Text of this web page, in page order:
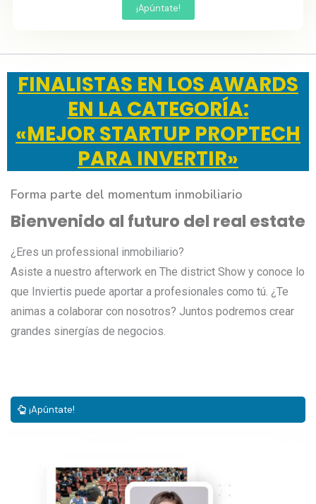
¡Apúntate!
FINALISTAS EN LOS AWARDS
EN LA CATEGORÍA:
«MEJOR STARTUP PROPTECH
PARA INVERTIR»
Forma parte del momentum inmobiliario
Bienvenido al futuro del real estate
¿Eres un professional inmobiliario?
Asiste a nuestro afterwork en The district Show y conoce lo
que Inviertis puede aportar a profesionales como tú. ¿Te
animas a colaborar con nosotros? Juntos podremos crear
grandes sinergías de negocios.
¡Apúntate!